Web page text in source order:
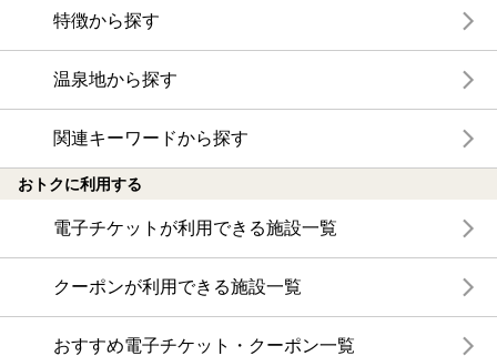
特徴から探す
温泉地から探す
関連キーワードから探す
おトクに利用する
電子チケットが利用できる施設一覧
クーポンが利用できる施設一覧
おすすめ電子チケット・クーポン一覧